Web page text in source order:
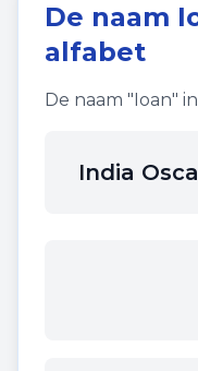
De naam
alfabet
De naam "Ioan"
India